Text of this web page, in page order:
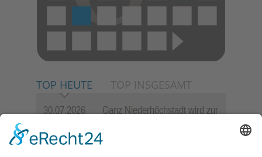
TOP HEUTE TOP INSGESAMT
30.07.2026
Ganz Niederhöchstadt wird zur
06.08.2026
Jugendchor Hochtaunus